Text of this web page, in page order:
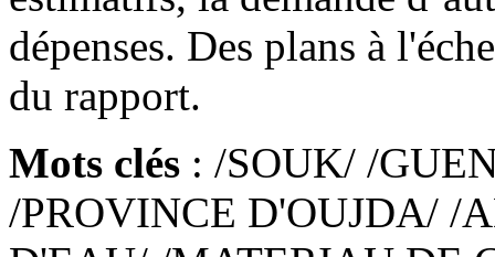
dépenses. Des plans à
du rapport.
Mots clés : /SOUK/ /
/PROVINCE D'OUJDA/ /